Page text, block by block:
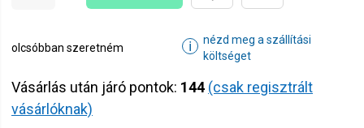
olcsóbban szeretném ℹ
nézd meg a szállítási
költséget
Vásárlás után járó pontok: 144 (csak regisztrált
vásárlóknak)